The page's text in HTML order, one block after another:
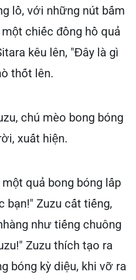
lồ, với những nút bấm
chiếc đồng hồ quả
kêu lên, "Đây là gì
thốt lên.
chú mèo bong bóng
xuất hiện.
quả bong bóng lấp
bạn!" Zuzu cất tiếng,
như tiếng chuông
Zuzu thích tạo ra
bóng kỳ diệu, khi vỡ ra